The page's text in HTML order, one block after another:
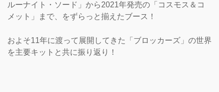
ルーナイト・ソード」から2021年発売の「コスモス＆コ
メット」まで、をずらっと揃えたブース！
およそ11年に渡って展開してきた「ブロッカーズ」の世界
を主要キットと共に振り返り！